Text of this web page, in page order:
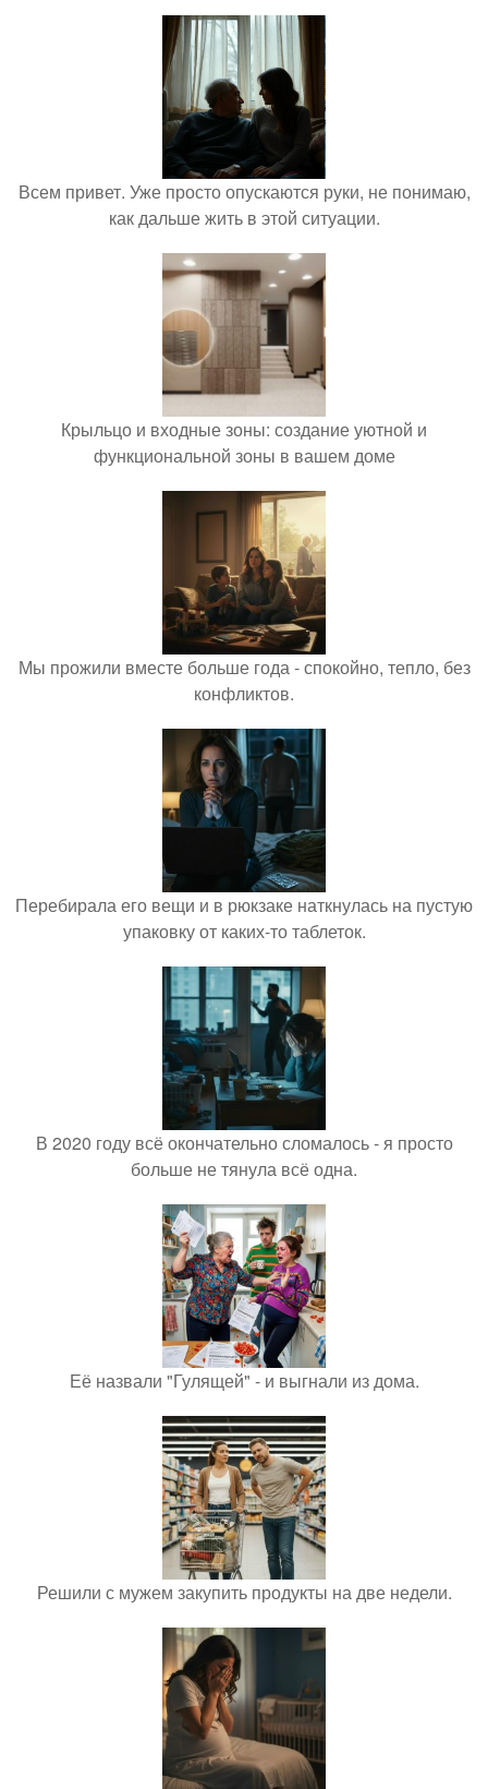
Всем привет. Уже просто опускаются руки, не понимаю,
как дальше жить в этой ситуации.
Крыльцо и входные зоны: создание уютной и
функциональной зоны в вашем доме
Мы прожили вместе больше года - спокойно, тепло, без
конфликтов.
Перебирала его вещи и в рюкзаке наткнулась на пустую
упаковку от каких-то таблеток.
В 2020 году всё окончательно сломалось - я просто
больше не тянула всё одна.
Её назвали "Гулящей" - и выгнали из дома.
Решили с мужем закупить продукты на две недели.